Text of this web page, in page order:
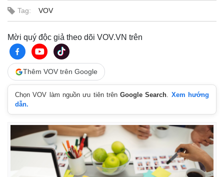
Tag: VOV
Mời quý độc giả theo dõi VOV.VN trên
Thêm VOV trên Google
Chọn VOV làm nguồn ưu tiên trênGoogle Search. Xem hướng
dẫn.